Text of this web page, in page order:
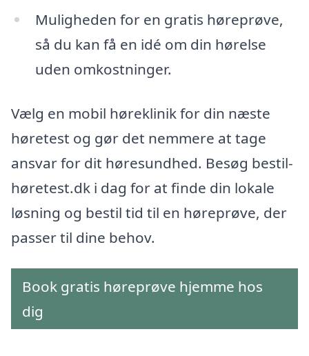
Muligheden for en gratis høreprøve,
så du kan få en idé om din hørelse
uden omkostninger.
Vælg en mobil høreklinik for din næste
høretest og gør det nemmere at tage
ansvar for dit høresundhed. Besøg bestil-
høretest.dk i dag for at finde din lokale
løsning og bestil tid til en høreprøve, der
passer til dine behov.
Book gratis høreprøve hjemme hos
dig